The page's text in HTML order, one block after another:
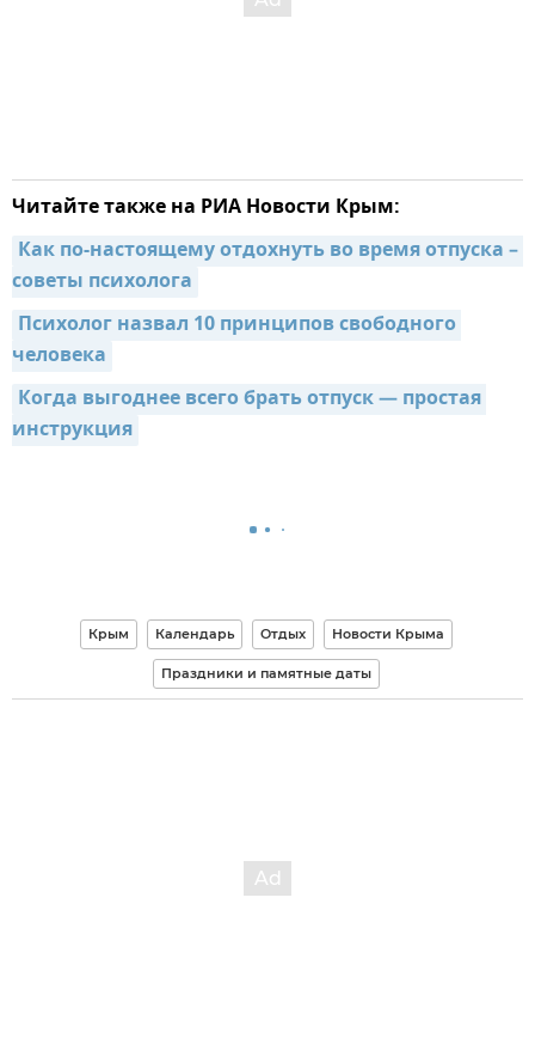
Читайте также на РИА Новости Крым:
Как по-настоящему отдохнуть во время отпуска –
советы психолога
Психолог назвал 10 принципов свободного
человека
Когда выгоднее всего брать отпуск — простая
инструкция
Крым Календарь Отдых Новости Крыма
Праздники и памятные даты